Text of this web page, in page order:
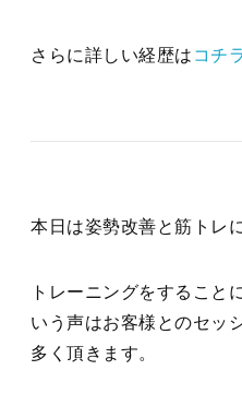
さらに詳しい経歴は コチ
本日は姿勢改善と筋トレ
トレーニングをすること
いう声はお客様とのセッ
多く頂きます。